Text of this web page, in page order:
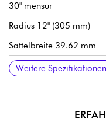
30" mensur
Radius 12" (305 mm)
Sattelbreite 39.62 mm
Single-coil
Lautstärke für jeden
Master Tone
3-fach
Gretsch 4-Saddle
Gretsch Die-Cast Sealed
Hochglanz lackiert
Weitere Spezifikationen